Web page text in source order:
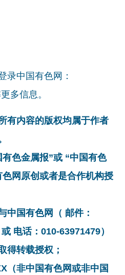
录中国有色网：
多信息。
有内容的版权均属于作者
色金属报”或 “中国有色
网原创或者是合作机构授
中国有色网（ 邮件：
电话：010-63971479）
得转载授权；
（非中国有色网或非中国